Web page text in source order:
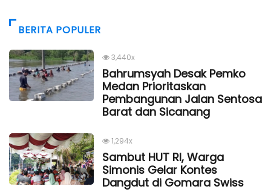
BERITA POPULER
3,440x
Bahrumsyah Desak Pemko
Medan Prioritaskan
Pembangunan Jalan Sentosa
Barat dan Sicanang
1,294x
Sambut HUT RI, Warga
Simonis Gelar Kontes
Dangdut di Gomara Swiss